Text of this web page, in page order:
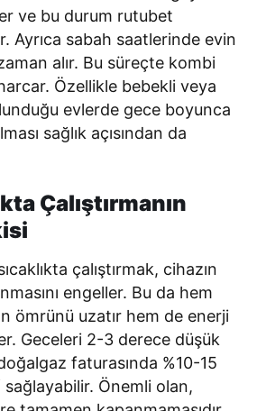
ve bu durum rutubet
Ayrıca sabah saatlerinde evin
alır. Bu süreçte kombi
Özellikle bebekli veya
evlerde gece boyunca
sağlık açısından da
Çalıştırmanın
çalıştırmak, cihazın
engeller. Bu da hem
ömrünü uzatır hem de enerji
Geceleri 2-3 derece düşük
faturasında %10-15
Önemli olan,